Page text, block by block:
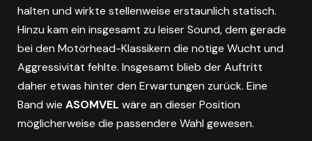
halten und wirkte stellenweise erstaunlich statisch.
Hinzu kam ein insgesamt zu leiser Sound, dem gerade
bei den Motörhead-Klassikern die nötige Wucht und
Aggressivität fehlte. Insgesamt blieb der Auftritt
daher etwas hinter den Erwartungen zurück. Eine
Band wie ASOMVEL wäre an dieser Position
möglicherweise die passendere Wahl gewesen.